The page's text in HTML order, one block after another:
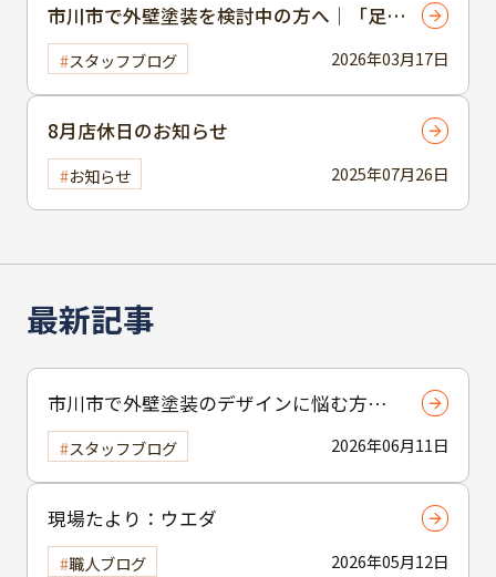
最新記事
市川市で外壁塗装のデザインに悩む方へ
｜ 色選びの失敗を防ぐポイント
2026年06月11日
スタッフブログ
現場たより：ウエダ
2026年05月12日
職人ブログ
2026年03月17日
市川市で外壁塗装を検討中の方へ｜「足場
無料」の正体とは？ 見積書の妥当性を見
極めるポイント
スタッフブログ
2025年07月26日
8月店休日のお知らせ
お知らせ